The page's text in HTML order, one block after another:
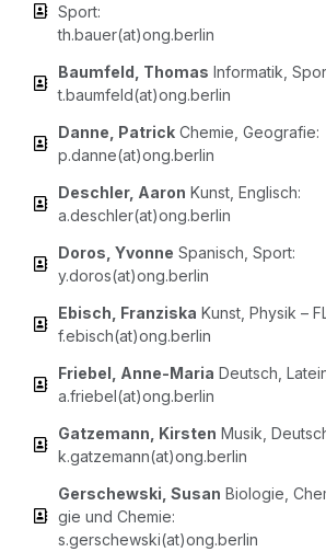
Sport:
th.bauer(at)ong.berlin
Baum­feld, Tho­mas Infor­ma­tik,
t.baumfeld(at)ong.berlin
Dan­ne, PatrickChe­mie, Geo­gra­fie:
p.danne(at)ong.berlin
Desch­ler, Aaron Kunst, Eng­lisch:
a.deschler(at)ong.berlin
Doros, Yvonne Spa­nisch, Sport:
y.doros(at)ong.berlin
Ebisch, Fran­zis­ka Kunst, Phy­sik –
f.ebisch(at)ong.berlin
Frie­bel, Anne-Maria Deutsch,
a.friebel(at)ong.berlin
Gatz­e­mann, Kirs­ten Musik,
k.gatzemann(at)ong.berlin
Ger­schew­ski, Sus­an Bio­lo­gie,
gie und Che­mie:
s.gerschewski(at)ong.berlin